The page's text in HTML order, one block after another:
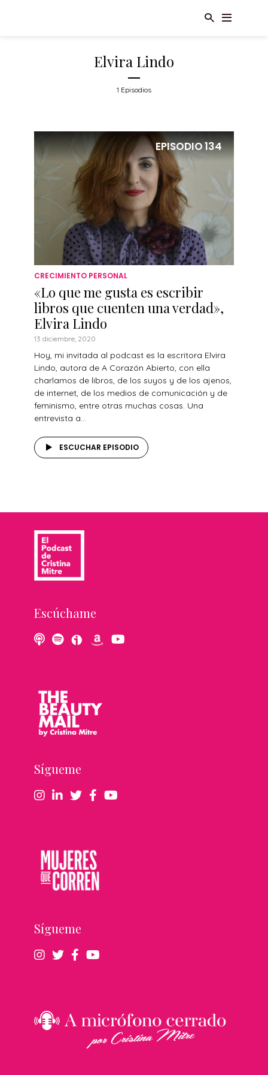
Elvira Lindo
1 Episodios
EPISODIO134
CRECIMIENTO PERSONAL
«Lo que me gusta es escribir
libros que cuenten una verdad»,
Elvira Lindo
13 diciembre, 2020
Hoy, mi invitada al podcast es la escritora Elvira
Lindo, autora de A Corazón Abierto, con ella
charlamos de libros, de los suyos y de los ajenos,
de internet, de los medios de comunicación y de
feminismo, entre otras muchas cosas. Una
entrevista a...
ESCUCHAR EPISODIO
Escúchame
Sígueme
Sígueme